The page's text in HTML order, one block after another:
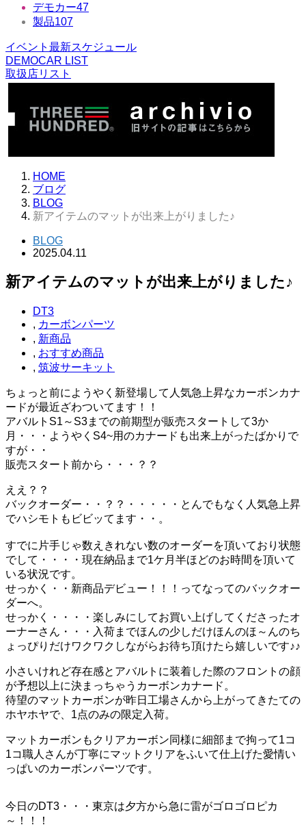
デモカー47
製品107
イベント最新スケジュール
DEMOCAR LIST
取扱店リスト
HOME
ブログ
BLOG
新アイテムのマットが出来上がりました♪
BLOG
2025.04.11
新アイテムのマットが出来上がりました♪
DT3
, カーボンパーツ
, 新商品
, おすすめ商品
, 筑波サーキット
ちょっと前にようやく新登場して人気急上昇なカーボンカナ
ードが最近ざわついてます！！
アバルトS1～S3までの前期型が販売スタートして3か
月・・・ようやくS4~用のカナードも出来上がったばかりで
すが・・
販売スタート前から・・・？？
ええ？？
バックオーダー・・？？・・・・・とんでもなく人気急上昇
でハシモトもビビッてます・・。
すでに片手じゃ数えきれない数のオーダーを頂いており状態
でして・・・・現在納品まで1ケ月半ほどのお時間を頂いて
いる状況です。
せっかく・・新商品デビュー！！！ってなってのバックオー
ダーへ。
せっかく・・・・楽しみにしてお買い上げしてくださったオ
ーナーさん・・・入荷までほんの少しだけほんのほ～んのち
ょっぴりだけワクワクしながらお待ち頂けたら嬉しいです♪♪
小さいけれど存在感とアバルトに装着した際のフロントの顔
が予想以上に決まっちゃうカーボンカナード。
待望のマットカーボンが昨日工場さんから上がってきたての
ホヤホヤで、1点のみの限定入荷。
マットカーボンもクリアカーボン同様に細部まで拘って1コ
1コ職人さんが丁寧にマットクリアをふいて仕上げた愛情い
っぱいのカーボンパーツです。
今日のDT3・・・東京は夕方から急に雷がゴロゴロピカ
～！！！